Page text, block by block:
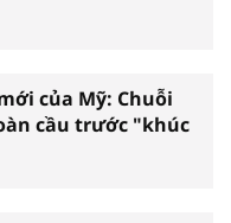
của Mỹ: Chuỗi
cầu trước "khúc